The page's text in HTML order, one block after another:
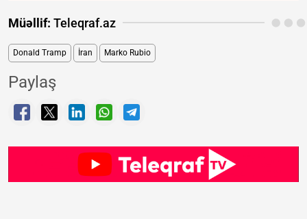
Müəllif: Teleqraf.az
Donald Tramp İran Marko Rubio
Paylaş